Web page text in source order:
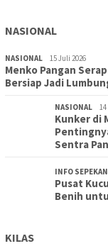
NASIONAL
NASIONAL 15 Juli 2026
Menko Pangan
Bersiap Jadi
NASIONAL
Kunker di
Sentra
INFO SEPEKAN
Pusat
Benih
KILAS